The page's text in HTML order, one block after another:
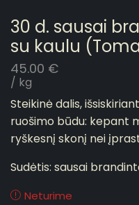
30 d. sausai
su kaulu
45.00 €
/ kg
Steikinė dalis,
ruošimo būdu: kepant
ryškesnį skonį nei
Sudėtis: sausai
Neturime